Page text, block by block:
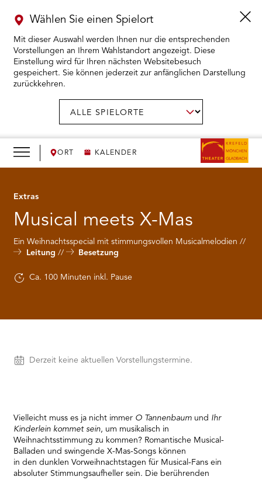
ORT KALENDER
Wählen Sie einen Spielort
Mit dieser Auswahl werden Ihnen nur die entsprechenden
Vorstellungen an Ihrem Wahlstandort angezeigt. Diese
Einstellung wird für Ihren nächsten Websitebesuch
gespeichert. Sie können jederzeit zur anfänglichen Darstellung
zurückkehren.
KARTENKAUF ÖFFNEN
WIR ÖFFNEN
DAS THEATER ÖFFNEN
THEATERPÄDAGOGIK ÖFFNEN
Extras
Musical meets X-Mas
Ein Weihnachtsspecial mit stimmungsvollen Musicalmelodien
Leitung
Besetzung
Ca. 100 Minuten inkl. Pause
Vorstellungen
Derzeit keine aktuellen Vorstellungstermine.
Vielleicht muss es ja nicht immer O Tannenbaum und Ihr
Kinderlein kommet sein, um musikalisch in
Weihnachtsstimmung zu kommen? Romantische Musical-
Balladen und swingende X-Mas-Songs können
in den dunklen Vorweihnachtstagen für Musical-Fans ein
absoluter Stimmungsaufheller sein. Die berührenden